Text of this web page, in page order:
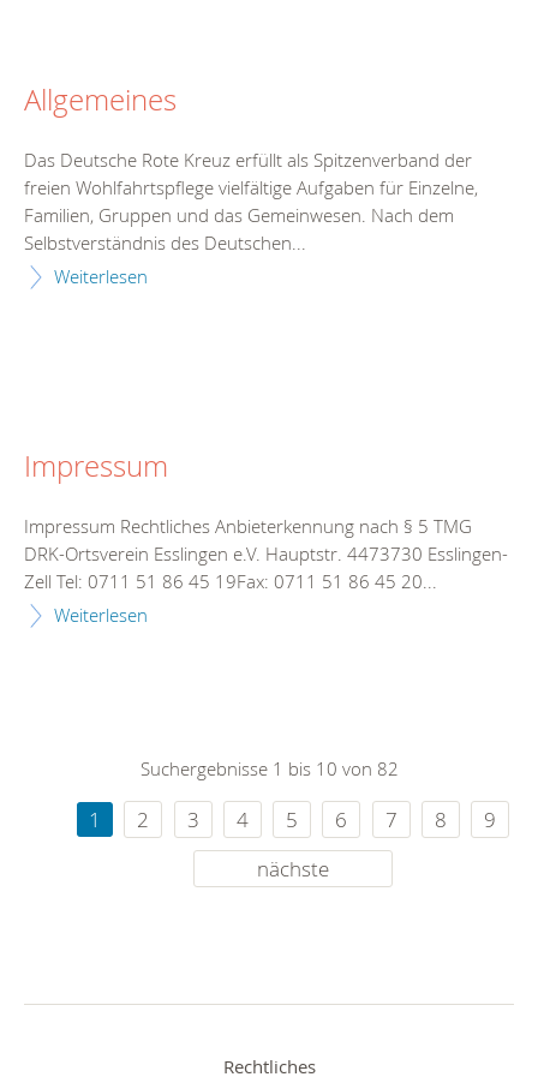
Allgemeines
Das Deutsche Rote Kreuz erfüllt als Spitzenverband der
freien Wohlfahrtspflege vielfältige Aufgaben für Einzelne,
Familien, Gruppen und das Gemeinwesen. Nach dem
Selbstverständnis des Deutschen...
Weiterlesen
Impressum
Impressum Rechtliches Anbieterkennung nach § 5 TMG
DRK-Ortsverein Esslingen e.V. Hauptstr. 4473730 Esslingen-
Zell Tel: 0711 51 86 45 19Fax: 0711 51 86 45 20...
Weiterlesen
Suchergebnisse 1 bis 10 von 82
1 2 3 4 5 6 7 8
9
nächste
Rechtliches